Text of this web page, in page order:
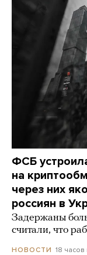
ФСБ
на
через них
россиян в
Задержаны
считали, что
НОВОСТИ 18 часов